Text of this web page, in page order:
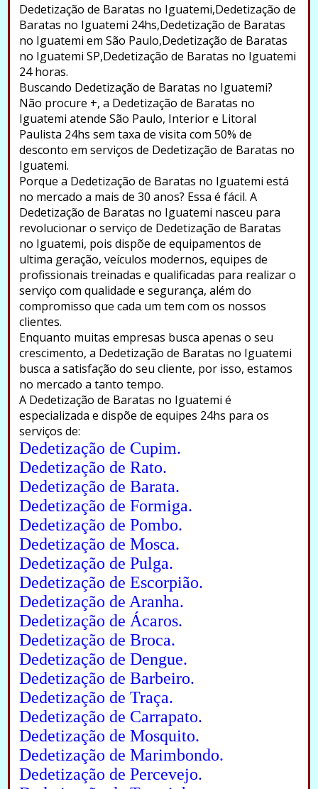
Dedetização de Baratas no Iguatemi,Dedetização de
Baratas no Iguatemi 24hs,Dedetização de Baratas
no Iguatemi em São Paulo,Dedetização de Baratas
no Iguatemi SP,Dedetização de Baratas no Iguatemi
24 horas.
Buscando Dedetização de Baratas no Iguatemi?
Não procure +, a Dedetização de Baratas no
Iguatemi atende São Paulo, Interior e Litoral
Paulista 24hs sem taxa de visita com 50% de
desconto em serviços de Dedetização de Baratas no
Iguatemi.
Porque a Dedetização de Baratas no Iguatemi está
no mercado a mais de 30 anos? Essa é fácil. A
Dedetização de Baratas no Iguatemi nasceu para
revolucionar o serviço de Dedetização de Baratas
no Iguatemi, pois dispõe de equipamentos de
ultima geração, veículos modernos, equipes de
profissionais treinadas e qualificadas para realizar o
serviço com qualidade e segurança, além do
compromisso que cada um tem com os nossos
clientes.
Enquanto muitas empresas busca apenas o seu
crescimento, a Dedetização de Baratas no Iguatemi
busca a satisfação do seu cliente, por isso, estamos
no mercado a tanto tempo.
A Dedetização de Baratas no Iguatemi é
especializada e dispõe de equipes 24hs para os
serviços de:
Dedetização de Cupim.
Dedetização de Rato.
Dedetização de Barata.
Dedetização de Formiga.
Dedetização de Pombo.
Dedetização de Mosca.
Dedetização de Pulga.
Dedetização de Escorpião.
Dedetização de Aranha.
Dedetização de Ácaros.
Dedetização de Broca.
Dedetização de Dengue.
Dedetização de Barbeiro.
Dedetização de Traça.
Dedetização de Carrapato.
Dedetização de Mosquito.
Dedetização de Marimbondo.
Dedetização de Percevejo.